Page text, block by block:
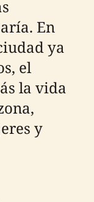
En
ya
el
la vida
y